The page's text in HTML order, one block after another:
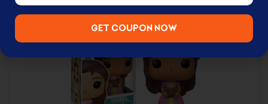
GET COUPON NOW